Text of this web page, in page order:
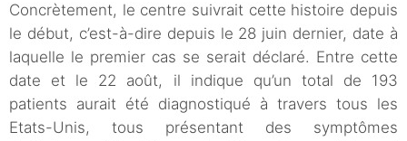
Concrètement, le centre suivrait cette histoire depuis
le début, c’est-à-dire depuis le 28 juin dernier, date à
laquelle le premier cas se serait déclaré. Entre cette
date et le 22 août, il indique qu’un total de 193
patients aurait été diagnostiqué à travers tous les
Etats-Unis, tous présentant des symptômes